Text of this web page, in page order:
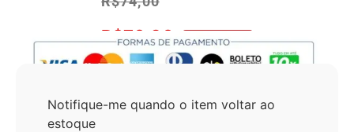
R$70,30 No Pix 5% OFF
Notifique-me quando o item voltar ao
estoque